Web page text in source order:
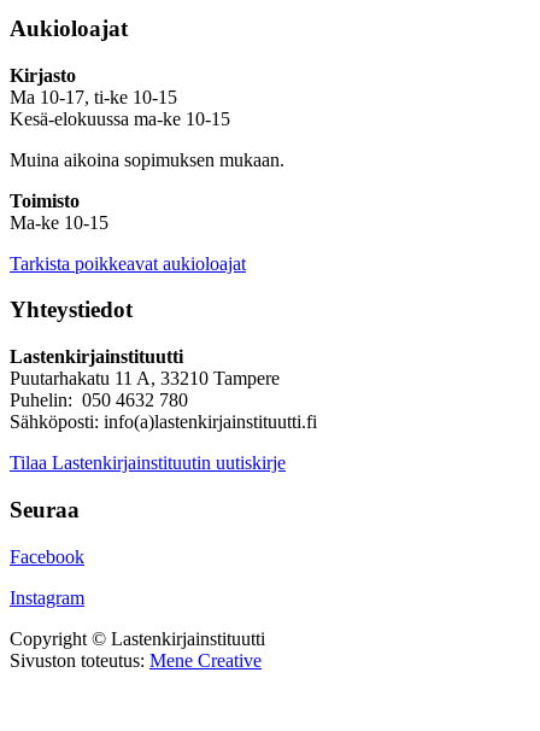
Aukioloajat
Kirjasto
Ma 10-17, ti-ke 10-15
Kesä-elokuussa ma-ke 10-15
Muina aikoina sopimuksen mukaan.
Toimisto
Ma-ke 10-15
Tarkista poikkeavat aukioloajat
Yhteystiedot
Lastenkirjainstituutti
Puutarhakatu 11 A, 33210 Tampere
Puhelin: 050 4632 780
Sähköposti: info(a)lastenkirjainstituutti.fi
Tilaa Lastenkirjainstituutin uutiskirje
Seuraa
Facebook
Instagram
Copyright © Lastenkirjainstituutti
Sivuston toteutus: Mene Creative